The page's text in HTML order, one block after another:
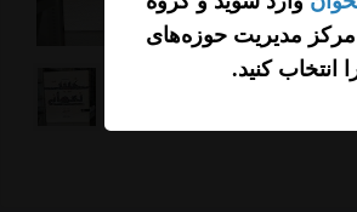
مرکز مدیریت حوزه‌های
انتخاب کنید.